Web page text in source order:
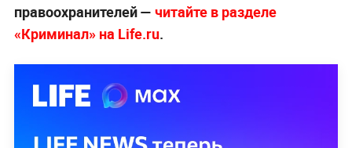
правоохранителей — читайте в разделе
«Криминал» на Life.ru.